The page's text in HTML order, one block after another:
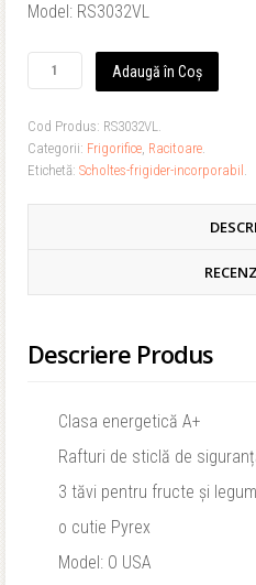
Model: RS3032VL
Adaugă în Coș
Cod Produs: RS3032VL.
Categorii: Frigorifice, Racitoare.
Etichetă: Scholtes-frigider-incorporabil .
Descriere Produs
Clasa energetică A+
Rafturi de sticlă de
3 tăvi pentru fructe și
o cutie Pyrex
Model: O USA